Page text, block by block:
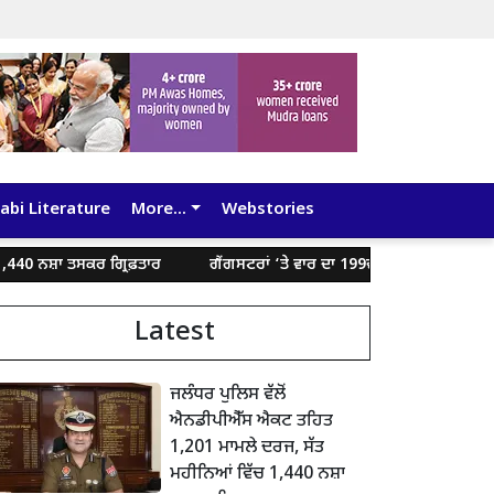
Literature More... Webstories
ਗ੍ਰਿਫ਼ਤਾਰ ਗੈਂਗਸਟਰਾਂ ‘ਤੇ ਵਾਰ ਦਾ 199ਵਾਂ ਦਿਨ: ਪੰਜਾਬ ਪੁਲਿਸ ਵੱਲੋਂ
Latest
ਜਲੰਧਰ ਪੁਲਿਸ ਵੱਲੋਂ
ਐਨਡੀਪੀਐੱਸ ਐਕਟ ਤਹਿਤ
1,201 ਮਾਮਲੇ ਦਰਜ, ਸੱਤ
ਮਹੀਨਿਆਂ ਵਿੱਚ 1,440 ਨਸ਼ਾ